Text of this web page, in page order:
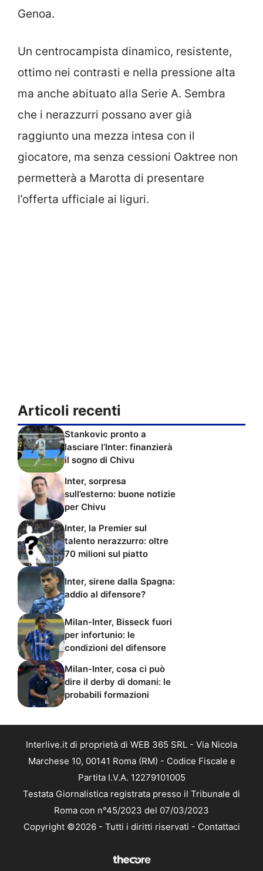
Genoa.
Un centrocampista dinamico, resistente,
ottimo nei contrasti e nella pressione alta
ma anche abituato alla Serie A. Sembra
che i nerazzurri possano aver già
raggiunto una mezza intesa con il
giocatore, ma senza cessioni Oaktree non
permetterà a Marotta di presentare
l’offerta ufficiale ai liguri.
Articoli recenti
Stankovic pronto a
lasciare l’Inter: finanzierà
il sogno di Chivu
Inter, sorpresa
sull’esterno: buone notizie
per Chivu
Inter, la Premier sul
talento nerazzurro: oltre
70 milioni sul piatto
Inter, sirene dalla Spagna:
addio al difensore?
Milan-Inter, Bisseck fuori
per infortunio: le
condizioni del difensore
Milan-Inter, cosa ci può
dire il derby di domani: le
probabili formazioni
Interlive.it di proprietà di WEB 365 SRL - Via Nicola
Marchese 10, 00141 Roma (RM) - Codice Fiscale e
Partita I.V.A. 12279101005
Testata Giornalistica registrata presso il Tribunale di
Roma con n°45/2023 del 07/03/2023
Copyright ©2026 - Tutti i diritti riservati - Contattaci